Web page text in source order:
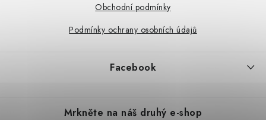
Obchodní podmínky
Podmínky ochrany osobních údajů
Facebook
Mrkněte na náš druhý e-shop